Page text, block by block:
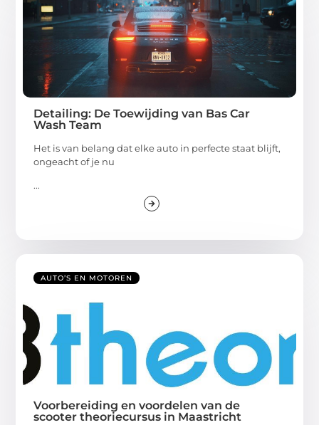
Detailing: De Toewijding van Bas Car
Wash Team
Het is van belang dat elke auto in perfecte staat blijft,
ongeacht of je nu
...
AUTO’S EN MOTOREN
Voorbereiding en voordelen van de
scooter theoriecursus in Maastricht